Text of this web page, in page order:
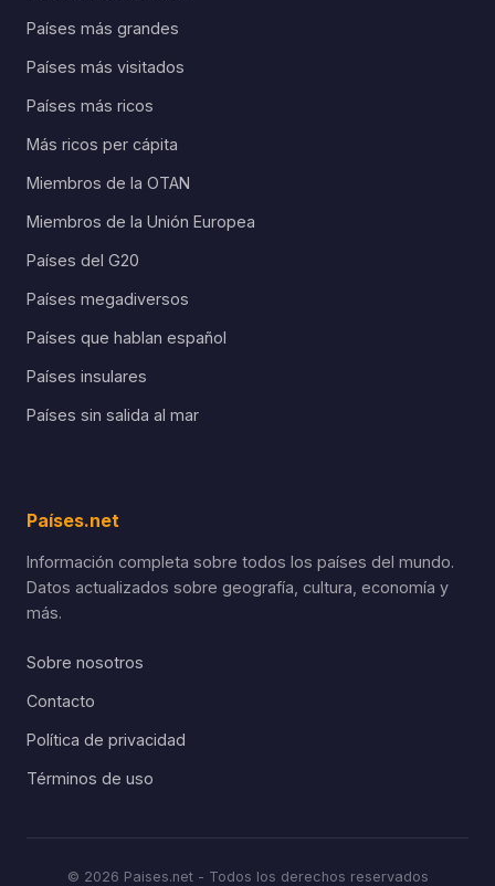
Países más grandes
Países más visitados
Países más ricos
Más ricos per cápita
Miembros de la OTAN
Miembros de la Unión Europea
Países del G20
Países megadiversos
Países que hablan español
Países insulares
Países sin salida al mar
Países.net
Información completa sobre todos los países del mundo.
Datos actualizados sobre geografía, cultura, economía y
más.
Sobre nosotros
Contacto
Política de privacidad
Términos de uso
© 2026 Paises.net - Todos los derechos reservados